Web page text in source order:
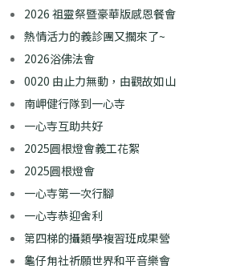
2026 祖靈祭暨豪華版感恩餐會
熱情活力的義診團又擱來了~
2026浴佛法會
0020 由止力無動，由觀故如山
南岬健行隊到一心寺
一心寺互助共好
2025圓根燈會義工花絮
2025圓根燈會
一心寺第一次行腳
一心寺恭迎舍利
第四梯的攝類學複習班成果營
龜仔甪社祈願世界和平音樂會